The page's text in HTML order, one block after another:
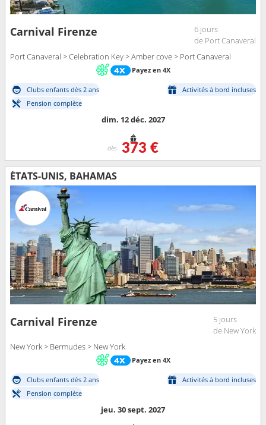
Carnival Firenze
6 jours
de Port Canaveral
Port Canaveral > Celebration Key > Amber cove > Port Canaveral
Payez en 4X
Clubs enfants dès 2 ans
Activités à bord incluses
Pension complète
dim. 12 déc. 2027
dès 373 €
ÉTATS-UNIS, BAHAMAS
Carnival Firenze
5 jours
de New York
New York > Bermudes > New York
Payez en 4X
Clubs enfants dès 2 ans
Activités à bord incluses
Pension complète
jeu. 30 sept. 2027